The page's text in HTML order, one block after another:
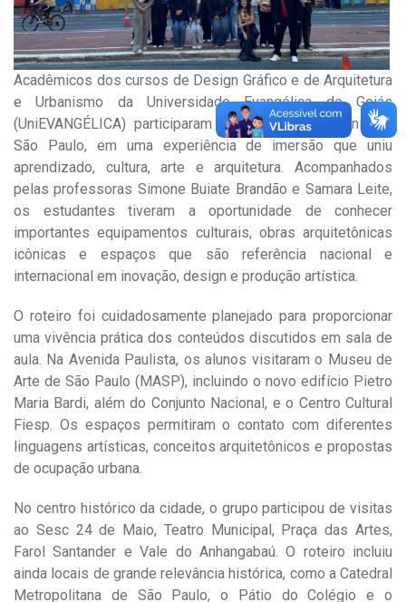
Acadêmicos dos cursos de Design Gráfico e de Arquitetura
e Urbanismo da Universidade Evangélica de Goiás
(UniEVANGÉLICA) participaram de uma viagem técnica a
São Paulo, em uma experiência de imersão que uniu
aprendizado, cultura, arte e arquitetura. Acompanhados
pelas professoras Simone Buiate Brandão e Samara Leite,
os estudantes tiveram a oportunidade de conhecer
importantes equipamentos culturais, obras arquitetônicas
icônicas e espaços que são referência nacional e
internacional em inovação, design e produção artística.
O roteiro foi cuidadosamente planejado para proporcionar
uma vivência prática dos conteúdos discutidos em sala de
aula. Na Avenida Paulista, os alunos visitaram o Museu de
Arte de São Paulo (MASP), incluindo o novo edifício Pietro
Maria Bardi, além do Conjunto Nacional, e o Centro Cultural
Fiesp. Os espaços permitiram o contato com diferentes
linguagens artísticas, conceitos arquitetônicos e propostas
de ocupação urbana.
No centro histórico da cidade, o grupo participou de visitas
ao Sesc 24 de Maio, Teatro Municipal, Praça das Artes,
Farol Santander e Vale do Anhangabaú. O roteiro incluiu
ainda locais de grande relevância histórica, como a Catedral
Metropolitana de São Paulo, o Pátio do Colégio e o